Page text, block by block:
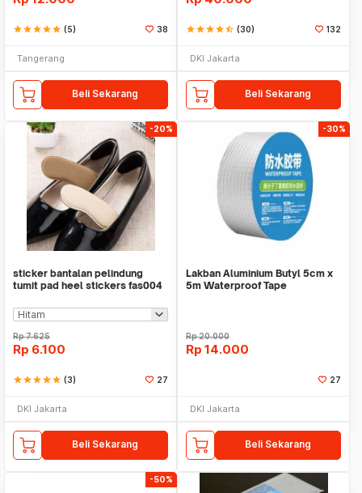
starstarstarstarstar (5) 38
Tangerang
Beli Sekarang
starstarstarstarstar_half (30) 132
DKI Jakarta
Beli Sekarang
-20%
sticker bantalan pelindung
tumit pad heel stickers fas004
Rp7.625
Rp 6.100
starstarstarstarstar (3) 27
DKI Jakarta
Beli Sekarang
-30%
Lakban Aluminium Butyl 5cm x
5m Waterproof Tape
Rp20.000
Rp 14.000
27
DKI Jakarta
Beli Sekarang
-50%